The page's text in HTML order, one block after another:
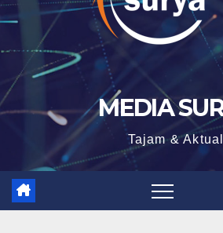
MEDIA
Tajam & Aktual